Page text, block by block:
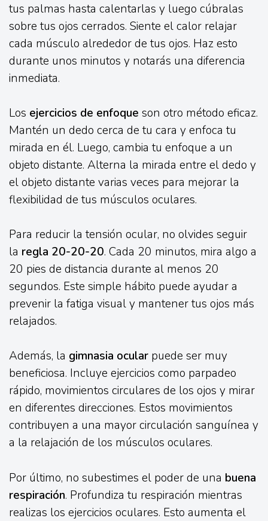
tus palmas hasta calentarlas y luego cúbralas
sobre tus ojos cerrados. Siente el calor relajar
cada músculo alrededor de tus ojos. Haz esto
durante unos minutos y notarás una diferencia
inmediata.
Los ejercicios de enfoque son otro método eficaz.
Mantén un dedo cerca de tu cara y enfoca tu
mirada en él. Luego, cambia tu enfoque a un
objeto distante. Alterna la mirada entre el dedo y
el objeto distante varias veces para mejorar la
flexibilidad de tus músculos oculares.
Para reducir la tensión ocular, no olvides seguir
la regla 20-20-20. Cada 20 minutos, mira algo a
20 pies de distancia durante al menos 20
segundos. Este simple hábito puede ayudar a
prevenir la fatiga visual y mantener tus ojos más
relajados.
Además, la gimnasia ocular puede ser muy
beneficiosa. Incluye ejercicios como parpadeo
rápido, movimientos circulares de los ojos y mirar
en diferentes direcciones. Estos movimientos
contribuyen a una mayor circulación sanguínea y
a la relajación de los músculos oculares.
Por último, no subestimes el poder de una buena
respiración. Profundiza tu respiración mientras
realizas los ejercicios oculares. Esto aumenta el